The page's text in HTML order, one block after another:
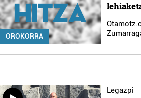
OROKORRA
Legazpi